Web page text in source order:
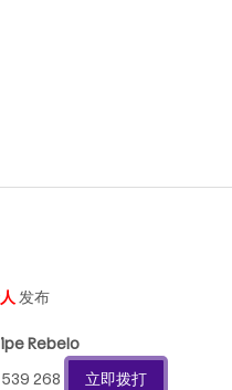
发布
Rebelo
539 268
立即拨打